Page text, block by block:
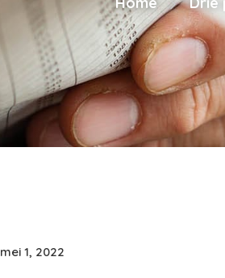
mei 1, 2022